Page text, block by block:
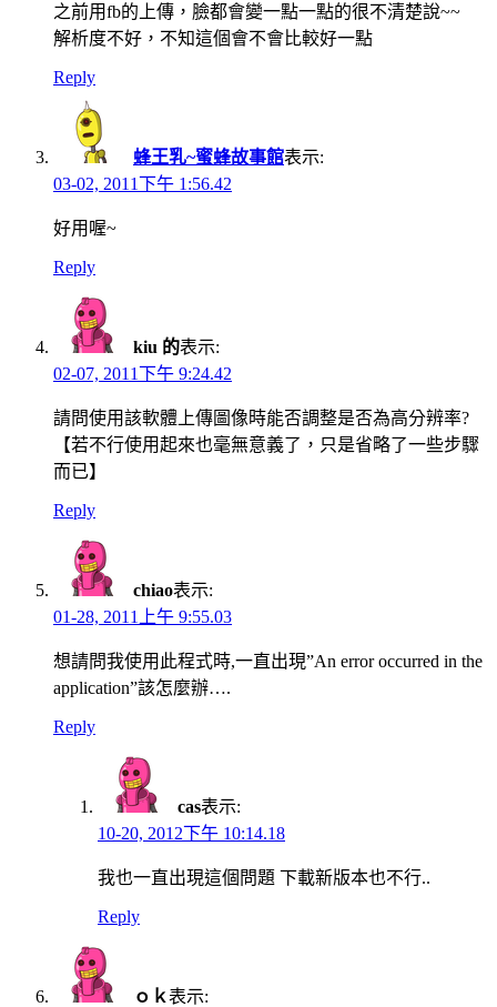
之前用fb的上傳，臉都會變一點一點的很不清楚說~~
解析度不好，不知這個會不會比較好一點
Reply
蜂王乳~蜜蜂故事館表示:
03-02, 2011下午 1:56.42
好用喔~
Reply
kiu 的表示:
02-07, 2011下午 9:24.42
請問使用該軟體上傳圖像時能否調整是否為高分辨率?
【若不行使用起來也毫無意義了，只是省略了一些步驟
而已】
Reply
chiao表示:
01-28, 2011上午 9:55.03
想請問我使用此程式時,一直出現”An error occurred in the
application”該怎麼辦….
Reply
cas表示:
10-20, 2012下午 10:14.18
我也一直出現這個問題 下載新版本也不行..
Reply
ｏｋ表示: